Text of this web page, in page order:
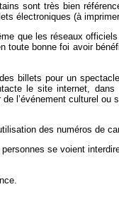
sont très bien
électroniques (à
que les réseaux
bonne foi avoir
billets pour un
le site internet,
l’événement culturel
des numéros de
se voient